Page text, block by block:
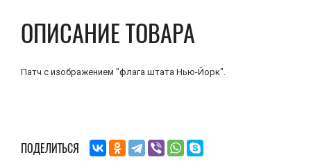
ОПИСАНИЕ ТОВАРА
Патч с изображением "флага штата Нью-Йорк".
ПОДЕЛИТЬСЯ